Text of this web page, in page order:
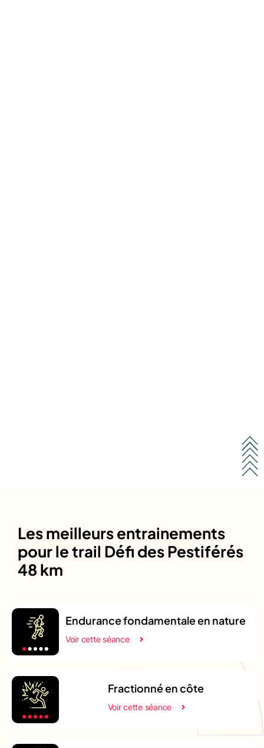
Les meilleurs entrainements
pour le trail Défi des Pestiférés
48 km
Endurance fondamentale en nature
Voir cette séance
Fractionné en côte
Voir cette séance